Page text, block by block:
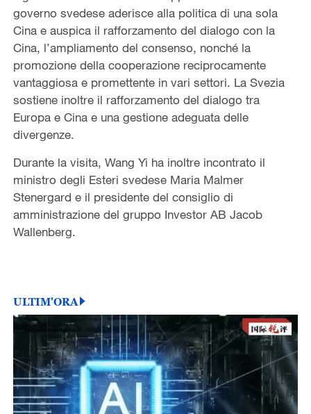
governo svedese aderisce alla politica di una sola
Cina e auspica il rafforzamento del dialogo con la
Cina, l’ampliamento del consenso, nonché la
promozione della cooperazione reciprocamente
vantaggiosa e promettente in vari settori. La Svezia
sostiene inoltre il rafforzamento del dialogo tra
Europa e Cina e una gestione adeguata delle
divergenze.
Durante la visita, Wang Yi ha inoltre incontrato il
ministro degli Esteri svedese Maria Malmer
Stenergard e il presidente del consiglio di
amministrazione del gruppo Investor AB Jacob
Wallenberg.
ULTIM'ORA